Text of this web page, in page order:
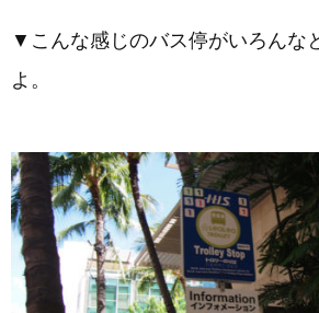
▼こんな感じのバス停がいろんな
よ。